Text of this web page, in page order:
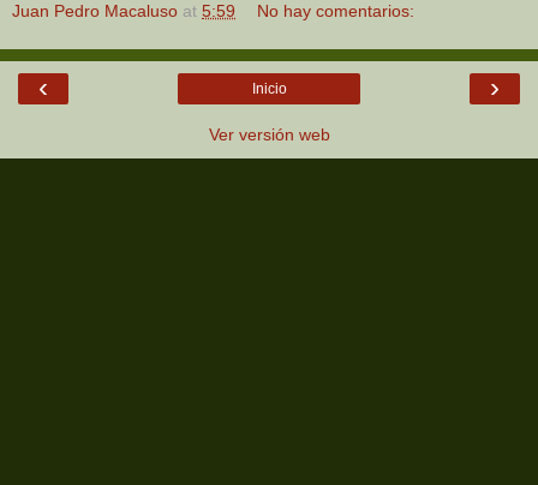
Juan Pedro Macaluso at 5:59 No hay comentarios:
‹ ›
Inicio
Ver versión web